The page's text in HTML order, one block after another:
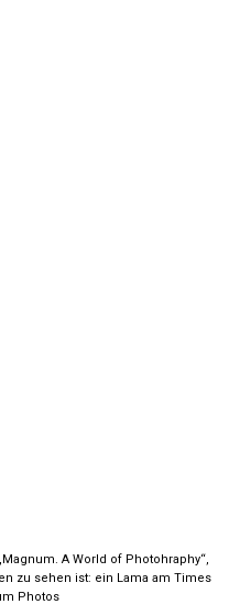
A World of Photohraphy“,
zu sehen ist: ein Lama am Times
Photos